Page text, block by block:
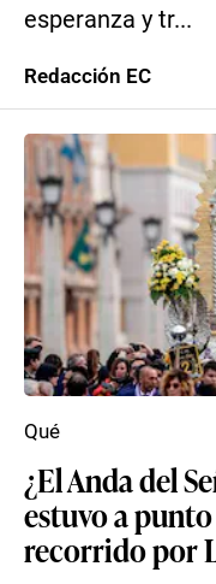
esperanza y tr...
Redacción EC
¿El Anda del
estuvo a
recorrido por
Qué